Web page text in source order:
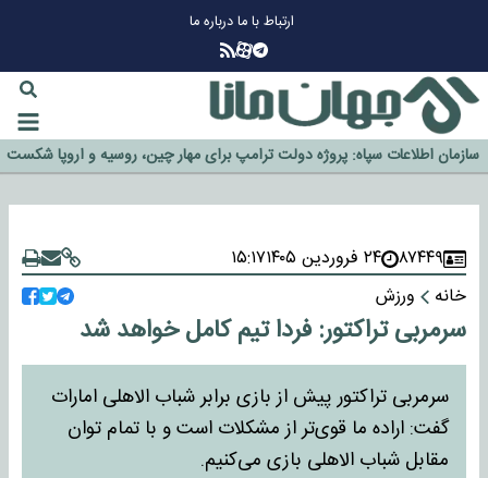
ارتباط با مادرباره ما
گزینه جدایی اوسمار روی میز مدیران پرسپولیس
آیا رئیس جمهور آمریکا قانون را دور می‌زند؟
اخراج رسمی چهره نامدار از پرسپولیس
سازمان اطلاعات سپاه: پروژه دولت ترامپ برای مهار چین، روسیه و اروپا شکست
خورد
۸۷۴۴۹ ۲۴ فروردین ۱۴۰۵
۱۵:۱۷
خانه
ورزش
سرمربی تراکتور: فردا تیم کامل خواهد شد
سرمربی تراکتور پیش از بازی برابر شباب الاهلی امارات
گفت: اراده ما قوی‌تر از مشکلات است و با تمام توان
مقابل شباب الاهلی بازی می‌کنیم.